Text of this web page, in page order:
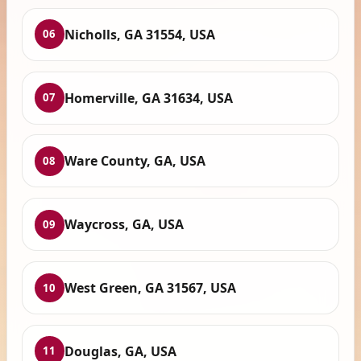
06 Nicholls, GA 31554, USA
07 Homerville, GA 31634, USA
08 Ware County, GA, USA
09 Waycross, GA, USA
10 West Green, GA 31567, USA
11 Douglas, GA, USA